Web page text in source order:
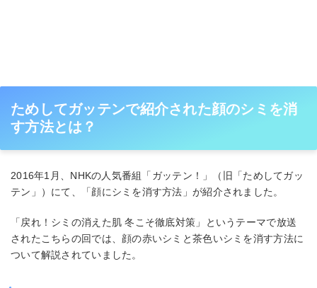
ためしてガッテンで紹介された顔のシミを消
す方法とは？
2016年1月、NHKの人気番組「ガッテン！」（旧「ためしてガッ
テン」）にて、「顔にシミを消す方法」が紹介されました。
「戻れ！シミの消えた肌 冬こそ徹底対策」というテーマで放送
されたこちらの回では、顔の赤いシミと茶色いシミを消す方法に
ついて解説されていました。